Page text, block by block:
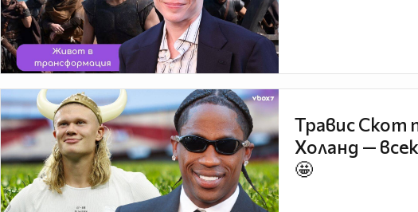
Травис Скот
Холанд —
🤩